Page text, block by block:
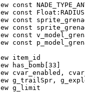
const
const
const
const
const
const
item_id
has_bomb[33]
cvar_enabled,
g_trailSpr,
g_limit